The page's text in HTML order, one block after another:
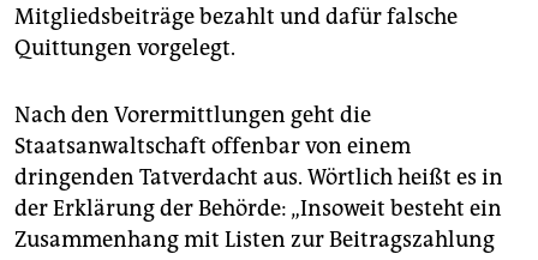
Mitgliedsbeiträge bezahlt und dafür falsche
Quittungen vorgelegt.
Nach den Vorermittlungen geht die
Staatsanwaltschaft offenbar von einem
dringenden Tatverdacht aus. Wörtlich heißt es in
der Erklärung der Behörde: „Insoweit besteht ein
Zusammenhang mit Listen zur Beitragszahlung